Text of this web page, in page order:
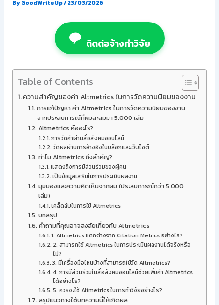
ByGoodWriteUp/23/03/2026
ติดต่อจ้างทำวิจัย
Table of Contents
ความสำคัญของค่า Altmetrics ในการวัดความนิยมของงาน
การแก้ปัญหา ค่า Altmetrics ในการวัดความนิยมของงาน
จากประสบการณ์ที่ผมสะสมมา 5,000 เล่ม
Altmetrics คืออะไร?
การวัดค่าผ่านสื่อสังคมออนไลน์
วัดผลผ่านการอ้างอิงในบล็อกและเว็บไซต์
ทำไม Altmetrics ถึงสำคัญ?
แสดงถึงการมีส่วนร่วมของผู้คน
เป็นข้อมูลเสริมในการประเมินผลงาน
มุมมองและความคิดเห็นจากผม (ประสบการณ์กว่า 5,000
เล่ม)
เคล็ดลับในการใช้ Altmetrics
บทสรุป
คำถามที่คุณอาจสงสัยเกี่ยวกับ Altmetrics
1. Altmetrics แตกต่างจาก Citation Metrics อย่างไร?
2. สามารถใช้ Altmetrics ในการประเมินผลงานได้จริงหรือ
ไม่?
3. มีเครื่องมือไหนบ้างที่สามารถใช้วัด Altmetrics?
4. การมีส่วนร่วมในสื่อสังคมออนไลน์ช่วยเพิ่มค่า Altmetrics
ได้อย่างไร?
5. ควรจะใช้ Altmetrics ในการทำวิจัยอย่างไร?
สรุปแนวทางใช้บทความนี้ให้เกิดผล